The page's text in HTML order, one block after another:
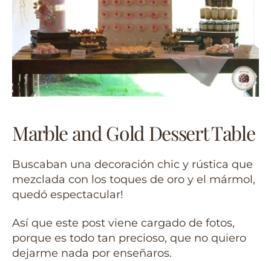
Marble and Gold Dessert Table
Buscaban una decoración chic y rústica que
mezclada con los toques de oro y el mármol,
quedó espectacular!
Así que este post viene cargado de fotos,
porque es todo tan precioso, que no quiero
dejarme nada por enseñaros.